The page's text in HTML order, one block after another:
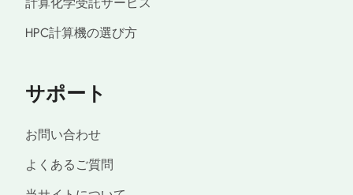
HPC計算機の選び方
サポート
お問い合わせ
よくあるご質問